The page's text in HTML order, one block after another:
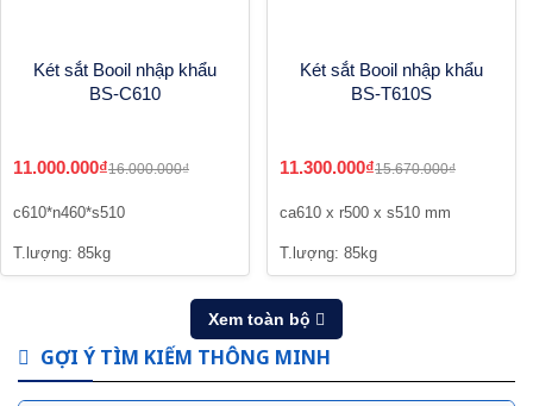
Két sắt Booil nhập khẩu
BS-C610
11.000.000₫16.000.000₫
c610*n460*s510
T.lượng: 85kg
Két sắt Booil nhập khẩu
BS-T610S
11.300.000₫15.670.000₫
ca610 x r500 x s510 mm
T.lượng: 85kg
Xem toàn bộ
GỢI Ý TÌM KIẾM THÔNG MINH